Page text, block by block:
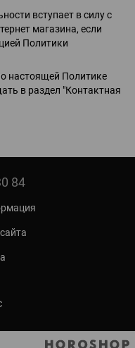
вступает в силу с
магазина, если
Политики
настоящей Политике
в раздел "Контактная
84